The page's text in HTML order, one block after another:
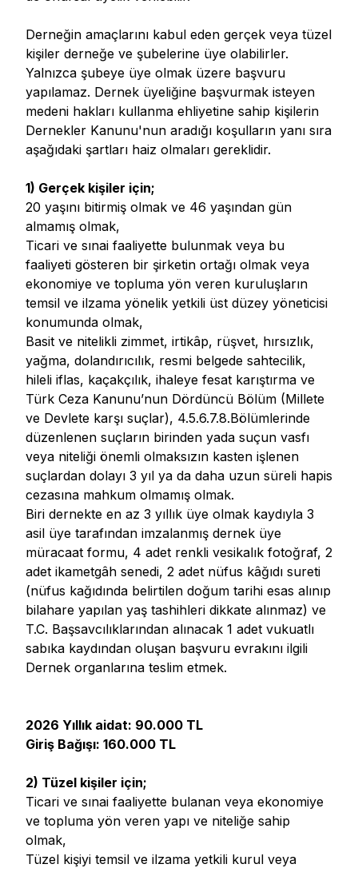
Derneğin amaçlarını kabul eden gerçek veya tüzel
kişiler derneğe ve şubelerine üye olabilirler.
Yalnızca şubeye üye olmak üzere başvuru
yapılamaz. Dernek üyeliğine başvurmak isteyen
medeni hakları kullanma ehliyetine sahip kişilerin
Dernekler Kanunu'nun aradığı koşulların yanı sıra
aşağıdaki şartları haiz olmaları gereklidir.
1) Gerçek kişiler için;
20 yaşını bitirmiş olmak ve 46 yaşından gün
almamış olmak,
Ticari ve sınai faaliyette bulunmak veya bu
faaliyeti gösteren bir şirketin ortağı olmak veya
ekonomiye ve topluma yön veren kuruluşların
temsil ve ilzama yönelik yetkili üst düzey yöneticisi
konumunda olmak,
Basit ve nitelikli zimmet, irtikâp, rüşvet, hırsızlık,
yağma, dolandırıcılık, resmi belgede sahtecilik,
hileli iflas, kaçakçılık, ihaleye fesat karıştırma ve
Türk Ceza Kanunu’nun Dördüncü Bölüm (Millete
ve Devlete karşı suçlar), 4.5.6.7.8.Bölümlerinde
düzenlenen suçların birinden yada suçun vasfı
veya niteliği önemli olmaksızın kasten işlenen
suçlardan dolayı 3 yıl ya da daha uzun süreli hapis
cezasına mahkum olmamış olmak.
Biri dernekte en az 3 yıllık üye olmak kaydıyla 3
asil üye tarafından imzalanmış dernek üye
müracaat formu, 4 adet renkli vesikalık fotoğraf, 2
adet ikametgâh senedi, 2 adet nüfus kâğıdı sureti
(nüfus kağıdında belirtilen doğum tarihi esas alınıp
bilahare yapılan yaş tashihleri dikkate alınmaz) ve
T.C. Başsavcılıklarından alınacak 1 adet vukuatlı
sabıka kaydından oluşan başvuru evrakını ilgili
Dernek organlarına teslim etmek.
2026 Yıllık aidat: 90.000 TL
Giriş Bağışı: 160.000 TL
2) Tüzel kişiler için;
Ticari ve sınai faaliyette bulanan veya ekonomiye
ve topluma yön veren yapı ve niteliğe sahip
olmak,
Tüzel kişiyi temsil ve ilzama yetkili kurul veya